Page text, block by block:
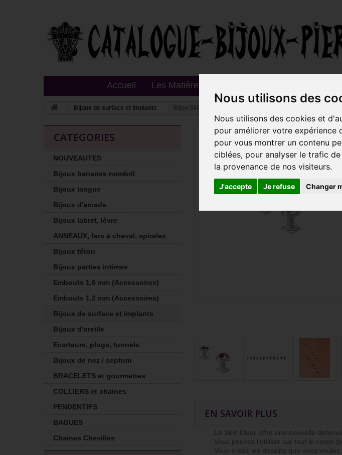
Nous utilisons des
Nous utilisons des cookies et
pour améliorer votre expérience
pour vous montrer un contenu
ciblées, pour analyser le trafic
la provenance de nos visiteurs.
J'accepte Je refuse Changer
Accueil Les Matières
Bijoux de surface et implants Bijou Skin Diver titane G23 avec brillant TDSDJ
CATEGORIES
NOUVEAUTES
Bijoux bananes nombril
Bijoux langue
Bijoux d'arcade
Bijoux labret, lèvre
ANNEAUX, fers à cheval, spirales
Bijoux téton
Bijoux parties intimes
Embouts 1,6 mm (Accessoires)
Embouts 1,2 mm (Accessoires)
Bijoux de surface et implants
Bijoux d'oreille
Ecarteurs, plugs, tunnels
Bijoux de nez / septum
BRACELETS et gourmettes
COLLIERS et chaines
PENDENTIFS
BAGUES
Chaines Chevilles
EN SAVOIR PLUS
Le Skin Diver offre une nouvelle
Vous pouvez l'utiliser sur tout le corps
Vous créez les dessins que vous